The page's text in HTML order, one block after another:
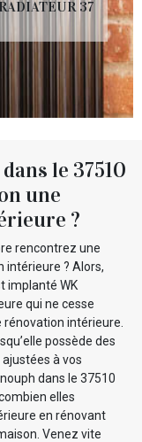
37
le 37510
une
?
rencontrez une
intérieure ? Alors,
implanté WK
qui ne cesse
intérieure.
possède des
à vos
dans le 37510
elles
en rénovant
Venez vite